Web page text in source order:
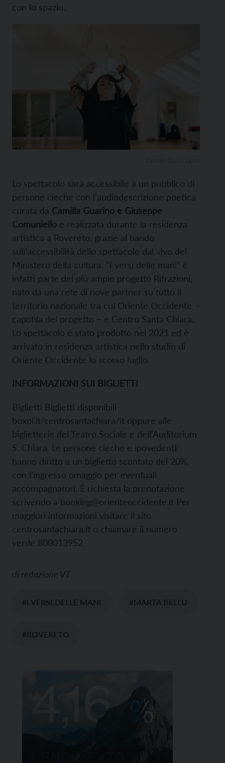
con lo spazio.
Lo spettacolo sarà accessibile a un pubblico di
persone cieche con l’audiodescrizione poetica
curata da Camilla Guarino e Giuseppe
Comuniello e realizzata durante la residenza
artistica a Rovereto, grazie al bando
sull’accessibilità dello spettacolo dal vivo del
Ministero della cultura. “I versi delle mani” è
infatti parte del più ampio progetto Rifrazioni,
nato da una rete di nove partner su tutto il
territorio nazionale tra cui Oriente Occidente –
capofila del progetto – e Centro Santa Chiara.
Lo spettacolo è stato prodotto nel 2021 ed è
arrivato in residenza artistica nello studio di
Oriente Occidente lo scorso luglio.
INFORMAZIONI SUI BIGLIETTI
Biglietti Biglietti disponibili
boxol.it/centrosantachiara/it oppure alle
biglietterie del Teatro Sociale e dell’Auditorium
S. Chiara. Le persone cieche e ipovedenti
hanno diritto a un biglietto scontato del 20%,
con l’ingresso omaggio per eventuali
accompagnatori. È richiesta la prenotazione
scrivendo a booking@orienteoccidente.it Per
maggiori informazioni visitare il sito
centrosantachiara.it o chiamare il numero
verde 800013952
di redazione VT
#I VERSI DELLE MANI #MARTA BELLU
#ROVERETO